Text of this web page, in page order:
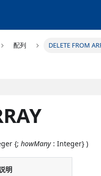
配列 DELETE FROM
{;howMany : Integer} )
明